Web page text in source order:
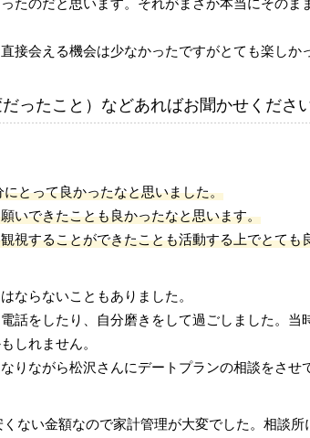
会える機会は少なかったですがとても楽しか
ったこと）などあればお聞かせくださ
とって良かったなと思いました。
いできたことも良かったなと思います。
視することができたことも活動する上でとても
ならないこともありました。
話をしたり、自分磨きをして過ごしました。
しれません。
ながら松沢さんにデートプランの相談をさせ
ない金額なので家計管理が大変でした。相談